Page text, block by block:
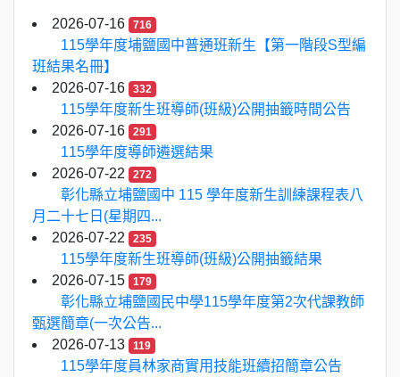
2026-07-16 716
115學年度埔鹽國中普通班新生【第一階段S型編
班結果名冊】
2026-07-16
332
115學年度新生班導師(班級)公開抽籤時間公告
2026-07-16
291
115學年度導師遴選結果
2026-07-22
272
彰化縣立埔鹽國中 115 學年度新生訓練課程表八
月二十七日(星期四...
2026-07-22
235
115學年度新生班導師(班級)公開抽籤結果
2026-07-15
179
彰化縣立埔鹽國民中學115學年度第2次代課教師
甄選簡章(一次公告...
2026-07-13
119
115學年度員林家商實用技能班續招簡章公告